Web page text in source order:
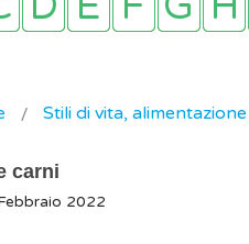
Stili di vita,
carni
2022